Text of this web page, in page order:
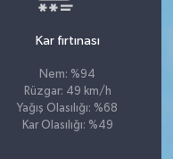
Kar fırtınası
Nem: %94
Rüzgar: 49 km/h
Yağış Olasılığı: %68
Kar Olasılığı: %49